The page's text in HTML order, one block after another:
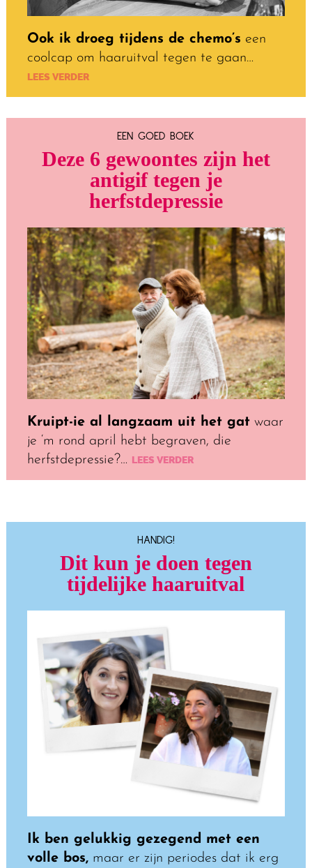
Ook ik droeg tijdens de chemo’s een
coolcap om haaruitval tegen te gaan…
LEES VERDER
EEN GOED BOEK
Deze 6 gewoontes zijn het
antigif tegen je
herfstdepressie
Kruipt-ie al langzaam uit het gatwaar
je ‘m rond april hebt begraven, die
herfstdepressie?… LEES VERDER
HANDIG!
Dit kun je doen tegen
tijdelijke haaruitval
Ik ben gelukkig gezegend met een
volle bos,maar er zijn periodes dat ik erg